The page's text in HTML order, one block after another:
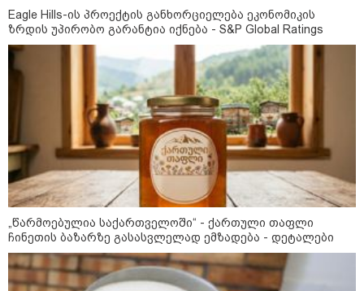
ირაკლი კობახიძე
კატეგორიის ყველა სიახლე
Eagle Hills-ის პროექტის
განხორციელება ეკონომიკის
ზრდის უპირობო გარანტია იქნება
- S&P Global Ratings
„წარმოებულია საქართველოში“ -
ქართული თაფლი ჩინეთის
ბაზარზე გასასვლელად ემზადება
- დეტალები
Eagle Hills-ის პროექტის განხორციელება ეკონომიკის
ზრდის უპირობო გარანტია იქნება - S&P Global Ratings
„წარმოებულია საქართველოში“ - ქართული თაფლი
ჩინეთის ბაზარზე გასასვლელად ემზადება - დეტალები